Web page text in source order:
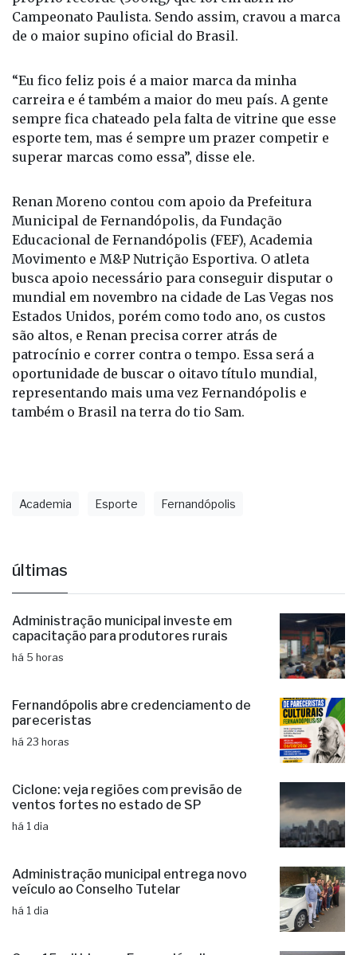
Campeonato Paulista. Sendo assim, cravou a marca
de o maior supino oficial do Brasil.
“Eu fico feliz pois é a maior marca da minha
carreira e é também a maior do meu país. A gente
sempre fica chateado pela falta de vitrine que esse
esporte tem, mas é sempre um prazer competir e
superar marcas como essa”, disse ele.
Renan Moreno contou com apoio da Prefeitura
Municipal de Fernandópolis, da Fundação
Educacional de Fernandópolis (FEF), Academia
Movimento e M&P Nutrição Esportiva. O atleta
busca apoio necessário para conseguir disputar o
mundial em novembro na cidade de Las Vegas nos
Estados Unidos, porém como todo ano, os custos
são altos, e Renan precisa correr atrás de
patrocínio e correr contra o tempo. Essa será a
oportunidade de buscar o oitavo título mundial,
representando mais uma vez Fernandópolis e
também o Brasil na terra do tio Sam.
Academia Esporte Fernandópolis
últimas
Administração municipal investe em
capacitação para produtores rurais
há 5 horas
Fernandópolis abre credenciamento de
pareceristas
há 23 horas
Ciclone: veja regiões com previsão de
ventos fortes no estado de SP
há 1 dia
Administração municipal entrega novo
veículo ao Conselho Tutelar
há 1 dia